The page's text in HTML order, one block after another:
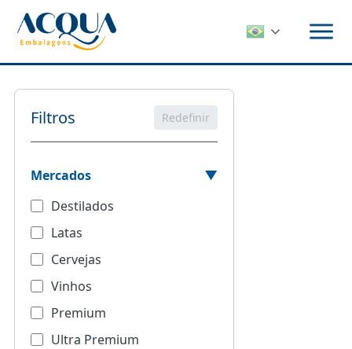
Pular
para
conteúdo
Filtros Redefinir
Mercados
Destilados
Latas
Cervejas
Vinhos
Premium
Ultra Premium